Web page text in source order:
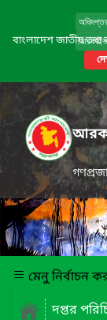
বাংলাদেশ জাতীয় তথ্য
মেনু নির্বাচন
দপ্তর